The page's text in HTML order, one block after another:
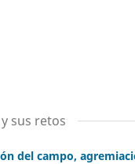
sus retos
del campo,